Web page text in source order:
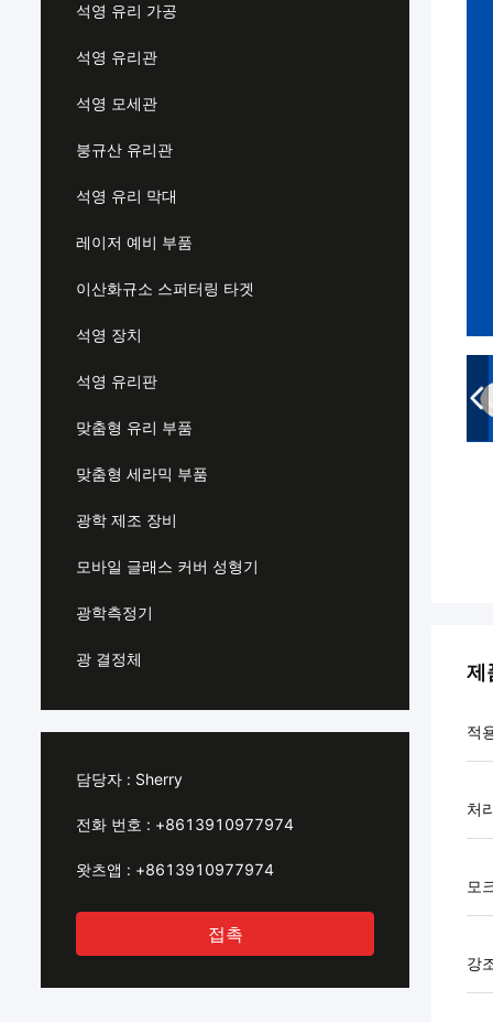
석영 유리 가공
석영 유리관
석영 모세관
붕규산 유리관
석영 유리 막대
레이저 예비 부품
이산화규소 스퍼터링 타겟
석영 장치
석영 유리판
맞춤형 유리 부품
맞춤형 세라믹 부품
광학 제조 장비
모바일 글래스 커버 성형기
광학측정기
광 결정체
담당자 : Sherry
전화 번호 : +8613910977974
왓츠앱 : +8613910977974
접촉
제
적
처
모
강